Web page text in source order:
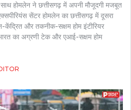
होमलेन ने छत्तीसगढ़ में अपनी मौजूदगी मजबूत
सेंटर होमलेन का छत्तीसगढ़ में दूसरा
केंद्रित और तकनीक-सक्षम होम इंटीरियर
का अग्रणी टेक और एआई-सक्षम होम